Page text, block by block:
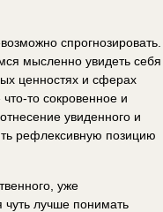
спрогнозировать.
мысленно увидеть себя
ценностях и сферах
то сокровенное и
увиденного и
рефлексивную позицию
уже
лучше понимать